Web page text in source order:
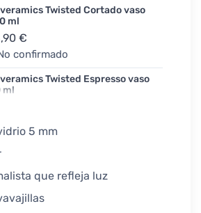
Twisted Cortado vaso
ml
€
confirmado
Twisted Espresso vaso
ml
5 mm
que refleja luz